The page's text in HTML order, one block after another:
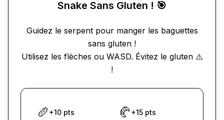
Snake Sans Gluten ! 🎯
Guidez le serpent pour manger les baguettes
sans gluten !
Utilisez les flèches ou WASD. Évitez le gluten ⚠️
!
🥖 +10 pts 🥐 +15 pts